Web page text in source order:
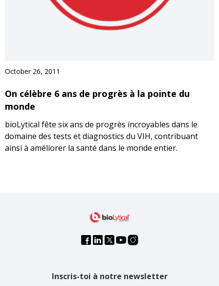
October 26, 2011
On célèbre 6 ans de progrès à la pointe du
monde
bioLytical fête six ans de progrès incroyables dans le
domaine des tests et diagnostics du VIH, contribuant
ainsi à améliorer la santé dans le monde entier.
Inscris-toi à notre newsletter